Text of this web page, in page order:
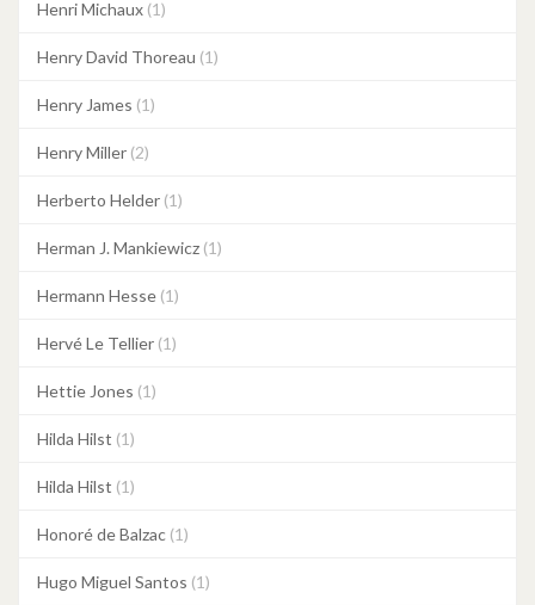
Henri Michaux (1)
Henry David Thoreau (1)
Henry James (1)
Henry Miller (2)
Herberto Helder (1)
Herman J. Mankiewicz (1)
Hermann Hesse (1)
Hervé Le Tellier (1)
Hettie Jones (1)
Hilda Hilst (1)
Hilda Hilst (1)
Honoré de Balzac (1)
Hugo Miguel Santos (1)